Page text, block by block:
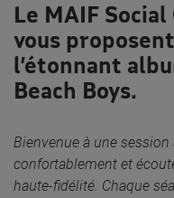
Le MAIF
vous
l’étonnant
Beach Boys.
Bienvenue à une
confortablement et
haute-fidélité. Chaque